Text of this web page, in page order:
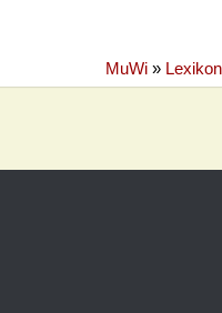
MuWi » Lexikon